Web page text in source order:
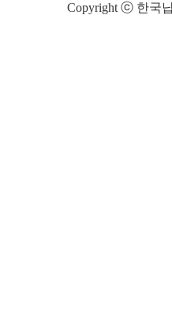
Copyright ⓒ 한국납